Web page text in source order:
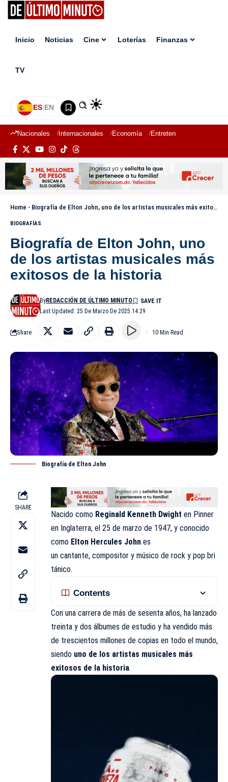
Inicio Noticias Cine Loterías Finanzas
TV
ES|EN
Nacionales Internacionales Economía Entretenimiento
Home - Biografía de Elton John, uno de los artistas musicales más exitosos de la historia
BIOGRAFÍAS
Biografía de Elton John, uno
de los artistas musicales más
exitosos de la historia
Last Updated: 25 De Marzo De 2025 14:29
ByREDACCIÓN DE ÚLTIMO MINUTO
Share 10 Min Read
Biografía de Elton John
SHARE
Nacido como Reginald Kenneth Dwight en Pinner
en Inglaterra, el 25 de marzo de 1947, y conocido
como Elton Hercules John es
un cantante, compositor y músico de rock y pop bri
tánico.
Contents
Con una carrera de más de sesenta años, ha lanzado
treinta y dos álbumes de estudio y ha vendido más
de trescientos millones de copias en todo el mundo,
siendo uno de los artistas musicales más
exitosos de la historia.